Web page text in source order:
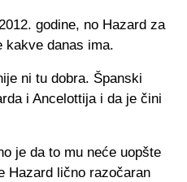
godine, no Hazard za
kakve danas ima.
ni tu dobra. Španski
i Ancelottija i da je čini
je da to mu neće uopšte
Hazard lično razočaran